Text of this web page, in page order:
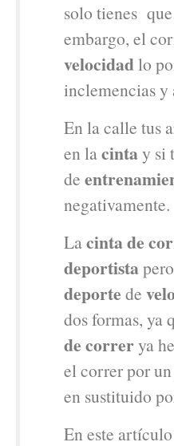
solo tienes
embargo, el
velocidadlo
inclemencias
En la calle tus
en lacintay si
de
negativamente.
Lacinta de
deportista
deporte de
dos formas, ya
de correrya
el correr por
en sustituido
En este